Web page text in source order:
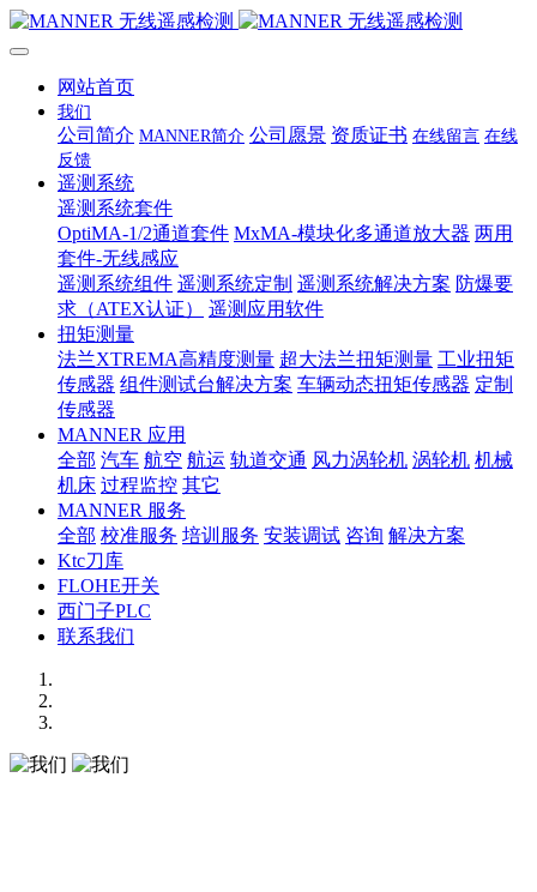
网站首页
我们
公司简介 MANNER简介 公司愿景 资质证书 在线留言 在线
反馈
遥测系统
遥测系统套件
OptiMA-1/2通道套件 MxMA-模块化多通道放大器 两用
套件-无线感应
遥测系统组件 遥测系统定制 遥测系统解决方案 防爆要
求（ATEX认证）
遥测应用软件
扭矩测量
法兰XTREMA高精度测量 超大法兰扭矩测量 工业扭矩
传感器 组件测试台解决方案 车辆动态扭矩传感器 定制
传感器
MANNER 应用
全部 汽车 航空 航运 轨道交通 风力涡轮机 涡轮机 机械
机床 过程监控 其它
MANNER 服务
全部 校准服务 培训服务 安装调试 咨询 解决方案
Ktc刀库
FLOHE开关
西门子PLC
联系我们